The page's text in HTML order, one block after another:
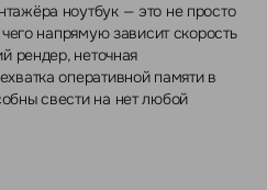
ноутбук — это не просто
напрямую зависит скорость
рендер, неточная
оперативной памяти в
свести на нет любой